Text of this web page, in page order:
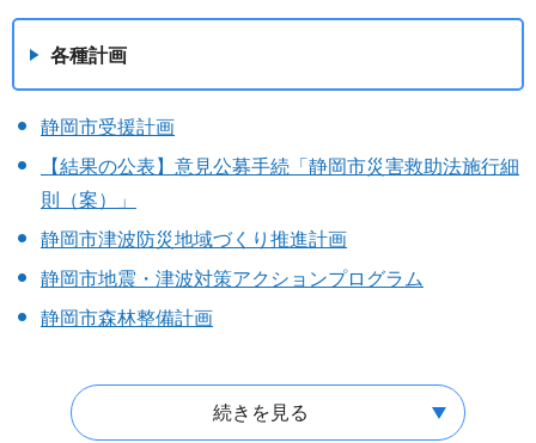
各種計画
静岡市受援計画
【結果の公表】意見公募手続「静岡市災害救助法施行細
則（案）」
静岡市津波防災地域づくり推進計画
静岡市地震・津波対策アクションプログラム
静岡市森林整備計画
続きを見る